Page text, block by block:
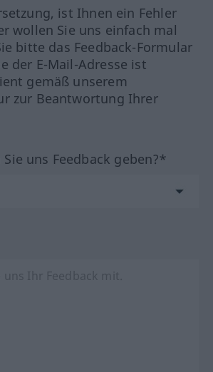
ist Ihnen ein Fehler
wollen Sie uns einfach mal
bitte das Feedback-Formular
der E-Mail-Adresse ist
gemäß unserem
zur Beantwortung Ihrer
uns Feedback geben?*